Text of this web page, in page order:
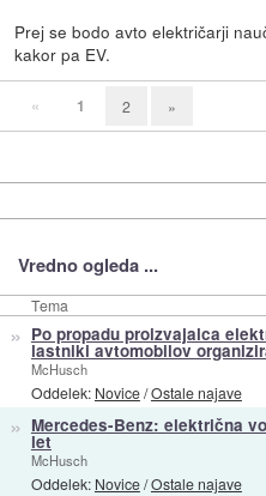
Prej se bodo avto električarji
kakor pa EV.
« 1 2 »
Vredno ogleda ...
Tema
» Po propadu proizvajalca
lastniki avtomobilov
McHusch
Oddelek: Novice/Ostale najave
» Mercedes-Benz: električna
let
McHusch
Oddelek: Novice/Ostale najave